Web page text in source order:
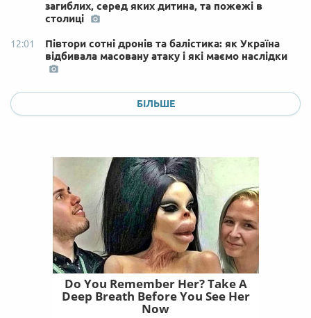
загиблих, серед яких дитина, та пожежі в
столиці
12:01
Півтори сотні дронів та балістика: як Україна
відбивала масовану атаку і які маємо наслідки
БІЛЬШЕ
Do You Remember Her? Take A
Deep Breath Before You See Her
Now